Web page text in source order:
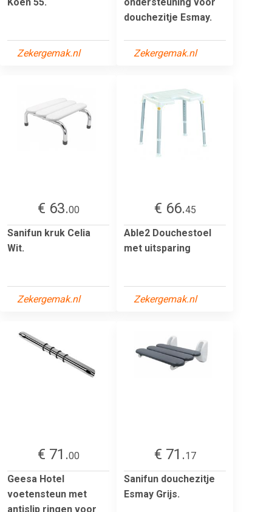
Zekergemak.nl
douchezitje Esmay.
Zekergemak.nl
€ 63.00
Sanifun kruk Celia
Wit.
Zekergemak.nl
€ 66.45
Able2 Douchestoel
met uitsparing
Zekergemak.nl
€ 71.00
Geesa Hotel
voetensteun met
antislip ringen voor
€ 71.17
Sanifun douchezitje
Esmay Grijs.